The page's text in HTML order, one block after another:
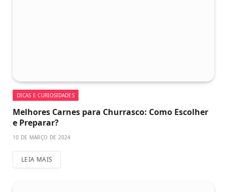
DICAS E CURIOSIDADES
Melhores Carnes para Churrasco: Como Escolher
e Preparar?
10 DE MARÇO DE 2024
LEIA MAIS